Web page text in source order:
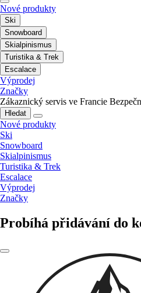
Nové produkty
Ski
Snowboard
Skialpinismus
Turistika & Trek
Escalace
Výprodej
Značky
Zákaznický servis ve Francie
Hledat
Nové produkty
Ski
Snowboard
Skialpinismus
Turistika & Trek
Escalace
Výprodej
Značky
Probíhá přidávání do